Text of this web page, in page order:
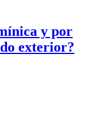
y por
exterior?